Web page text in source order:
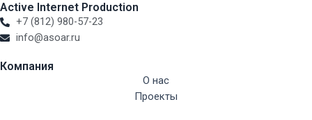
Active Internet Production
+7 (812) 980-57-23
info@asoar.ru
Компания
О нас
Проекты